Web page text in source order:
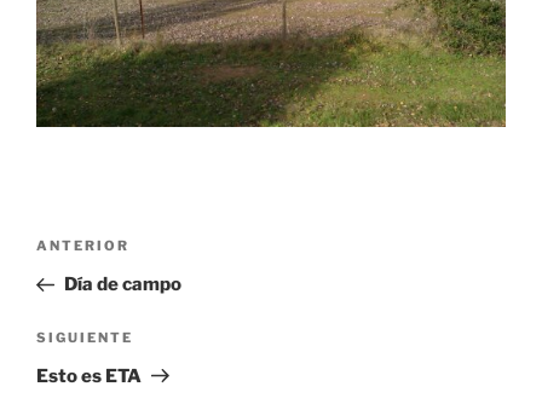
Navegación
entradas
Entrada
anterior:
ANTERIOR
Día de campo
Siguiente
entrada
SIGUIENTE
Esto es ETA